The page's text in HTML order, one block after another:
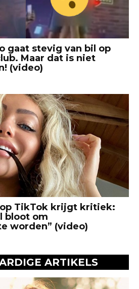
gaat stevig van bil op
Maar dat is niet
(video)
op TikTok krijgt kritiek:
bloot om
worden” (video)
ARTIKELS